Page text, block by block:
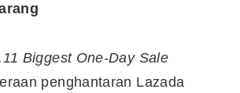
Biggest One-Day Sale
penghantaran Lazada